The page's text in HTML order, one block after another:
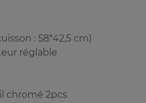
: 58*42,5 cm)
réglable
chromé 2pcs